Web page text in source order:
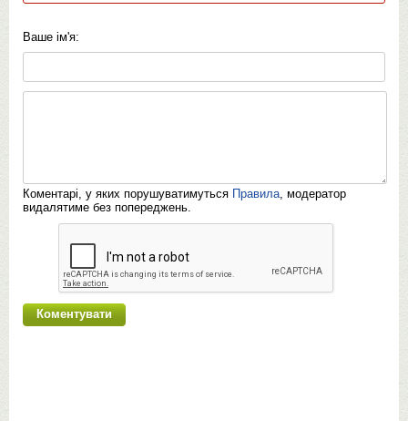
Ваше ім'я:
Коментарі, у яких порушуватимуться Правила , модератор
видалятиме без попереджень.